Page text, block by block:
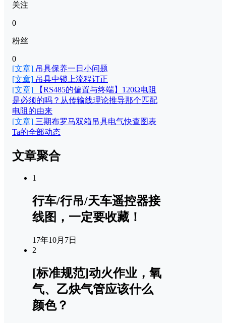
关注
0
粉丝
0
[文章] 吊具保养一日小问题
[文章] 吊具中锁上流程订正
[文章] 【RS485的偏置与终端】120Ω电阻
是必须的吗？从传输线理论推导那个匹配
电阻的由来
[文章] 三期布罗马双箱吊具电气快查图表
Ta的全部动态
文章聚合
1
行车/行吊/天车遥控器接
线图，一定要收藏！
17年10月7日
2
[标准规范]动火作业，氧
气、乙炔气管应该什么
颜色？